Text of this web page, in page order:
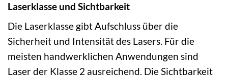
Laserklasse und Sichtbarkeit
Die Laserklasse gibt Aufschluss über die
Sicherheit und Intensität des Lasers. Für die
meisten handwerklichen Anwendungen sind
Laser der Klasse 2 ausreichend. Die Sichtbarkeit